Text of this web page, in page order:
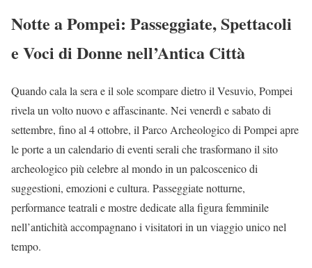
Notte a Pompei: Passeggiate, Spettacoli
e Voci di Donne nell’Antica Città
Quando cala la sera e il sole scompare dietro il Vesuvio, Pompei
rivela un volto nuovo e affascinante. Nei venerdì e sabato di
settembre, fino al 4 ottobre, il Parco Archeologico di Pompei apre
le porte a un calendario di eventi serali che trasformano il sito
archeologico più celebre al mondo in un palcoscenico di
suggestioni, emozioni e cultura. Passeggiate notturne,
performance teatrali e mostre dedicate alla figura femminile
nell’antichità accompagnano i visitatori in un viaggio unico nel
tempo.